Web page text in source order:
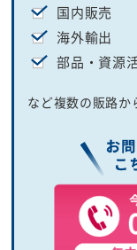
国内販売
海外輸出
部品・資源
など複数の販路か